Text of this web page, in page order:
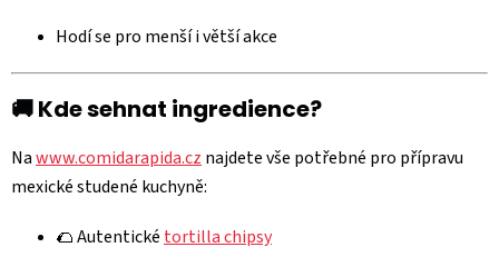
Hodí se pro menší i větší akce
🚚 Kde sehnat ingredience?
Nawww.comidarapida.cz najdete vše potřebné pro přípravu
mexické studené kuchyně:
🌮 Autentické tortilla chipsy